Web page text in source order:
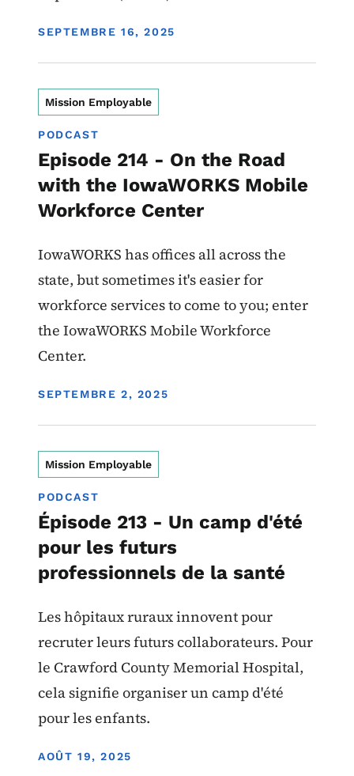
DISPLAY DATE
SEPTEMBRE 16, 2025
Mission Employable
PODCAST
Episode 214 - On the Road
with the IowaWORKS Mobile
Workforce Center
IowaWORKS has offices all across the
state, but sometimes it's easier for
workforce services to come to you; enter
the IowaWORKS Mobile Workforce
Center.
DISPLAY DATE
SEPTEMBRE 2, 2025
Mission Employable
PODCAST
Épisode 213 - Un camp d'été
pour les futurs
professionnels de la santé
Les hôpitaux ruraux innovent pour
recruter leurs futurs collaborateurs. Pour
le Crawford County Memorial Hospital,
cela signifie organiser un camp d'été
pour les enfants.
DISPLAY DATE
AOÛT 19, 2025